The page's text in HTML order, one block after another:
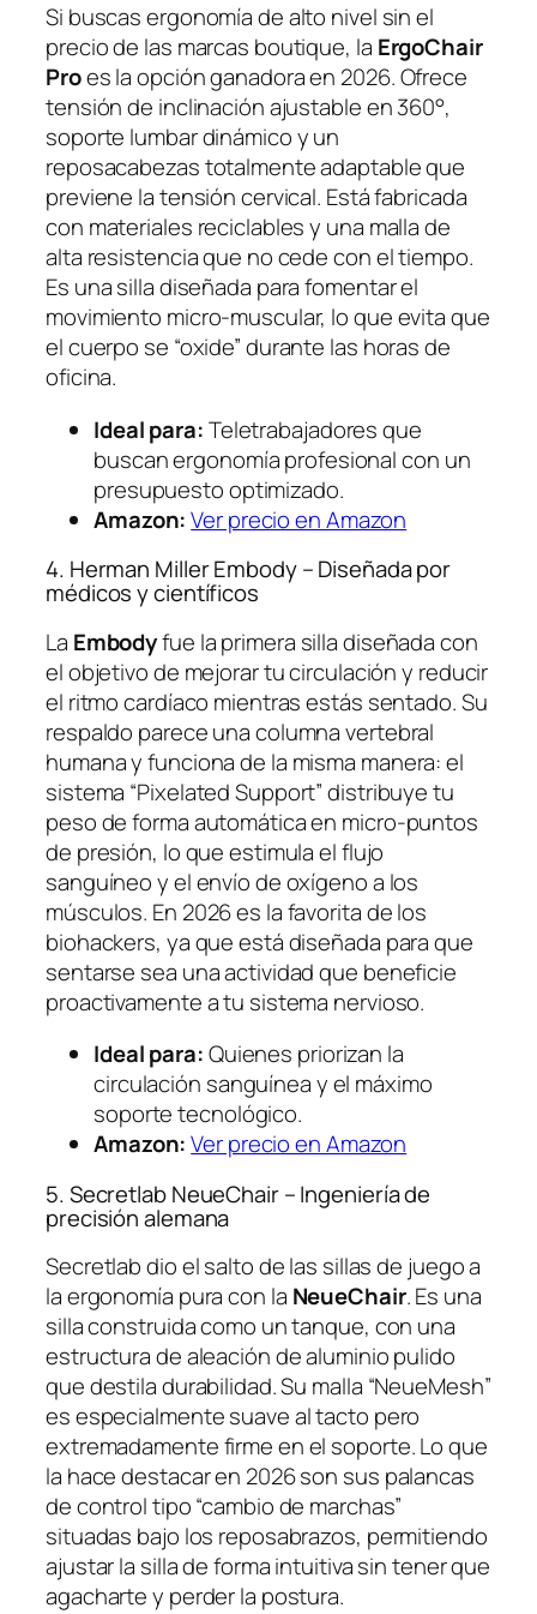
Si buscas ergonomía de alto nivel sin el
precio de las marcas boutique, la ErgoChair
Proes la opción ganadora en 2026. Ofrece
tensión de inclinación ajustable en 360°,
soporte lumbar dinámico y un
reposacabezas totalmente adaptable que
previene la tensión cervical. Está fabricada
con materiales reciclables y una malla de
alta resistencia que no cede con el tiempo.
Es una silla diseñada para fomentar el
movimiento micro-muscular, lo que evita que
el cuerpo se “oxide” durante las horas de
oficina.
Ideal para:Teletrabajadores que
buscan ergonomía profesional con un
presupuesto optimizado.
Amazon: Ver precio en Amazon
4. Herman Miller Embody – Diseñada por
médicos y científicos
La Embodyfue la primera silla diseñada con
el objetivo de mejorar tu circulación y reducir
el ritmo cardíaco mientras estás sentado. Su
respaldo parece una columna vertebral
humana y funciona de la misma manera: el
sistema “Pixelated Support” distribuye tu
peso de forma automática en micro-puntos
de presión, lo que estimula el flujo
sanguíneo y el envío de oxígeno a los
músculos. En 2026 es la favorita de los
biohackers, ya que está diseñada para que
sentarse sea una actividad que beneficie
proactivamente a tu sistema nervioso.
Ideal para:Quienes priorizan la
circulación sanguínea y el máximo
soporte tecnológico.
Amazon: Ver precio en Amazon
5. Secretlab NeueChair – Ingeniería de
precisión alemana
Secretlab dio el salto de las sillas de juego a
la ergonomía pura con la NeueChair. Es una
silla construida como un tanque, con una
estructura de aleación de aluminio pulido
que destila durabilidad. Su malla “NeueMesh”
es especialmente suave al tacto pero
extremadamente firme en el soporte. Lo que
la hace destacar en 2026 son sus palancas
de control tipo “cambio de marchas”
situadas bajo los reposabrazos, permitiendo
ajustar la silla de forma intuitiva sin tener que
agacharte y perder la postura.